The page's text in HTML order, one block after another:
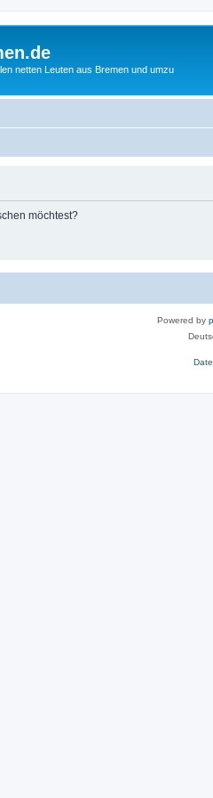
netten Leuten aus Bremen und umzu
möchtest?
Powered by